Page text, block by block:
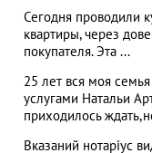
Сегодня проводили
квартиры, через
покупателя. Эта ...
25 лет вся моя
услугами Натальи
приходилось
Вказаний нотаріус